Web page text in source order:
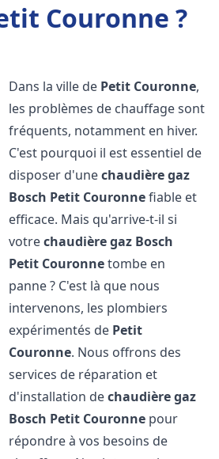
Couronne ?
Dans la ville de Petit Couronne,
les problèmes de chauffage sont
fréquents, notamment en hiver.
C'est pourquoi il est essentiel de
disposer d'unechaudière gaz
Bosch Petit Couronnefiable et
efficace. Mais qu'arrive-t-il si
votrechaudière gaz Bosch
Petit Couronnetombe en
panne ? C'est là que nous
intervenons, les plombiers
expérimentés de Petit
Couronne. Nous offrons des
services de réparation et
d'installation dechaudière gaz
Bosch Petit Couronne pour
répondre à vos besoins de